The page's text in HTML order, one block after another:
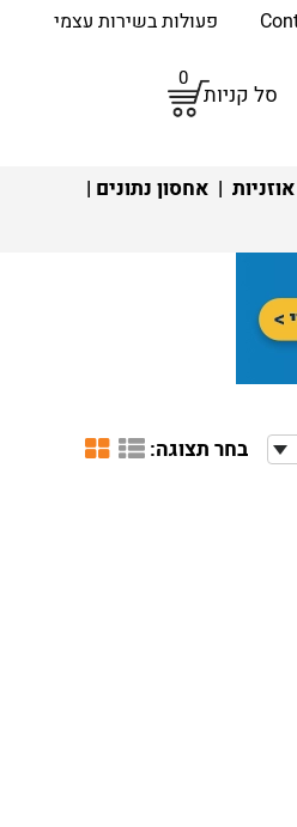
פעולות בשירות עצמי
סל קניות
0
אוזניות | אחסון נתונים |
בחר תצוגה: